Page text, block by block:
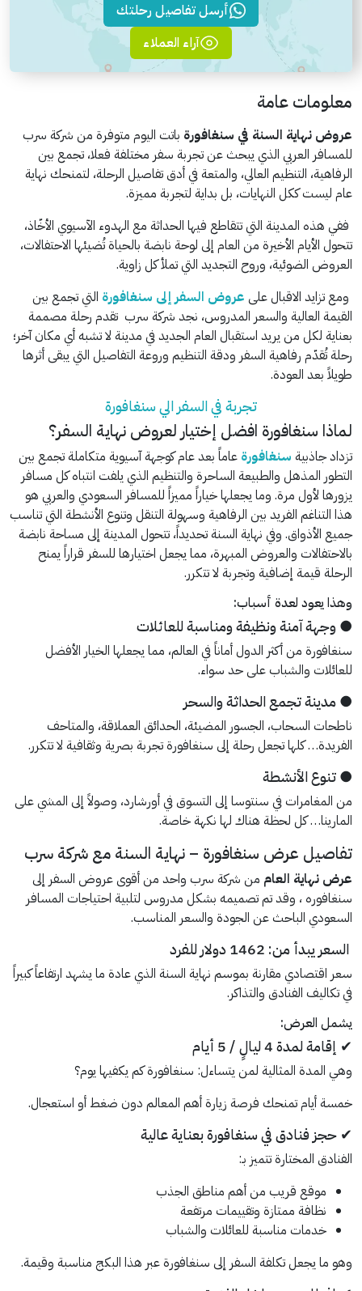
أرسل تفاصيل رحلتك
آراء العملاء
معلومات عامة
عروض نهاية السنة في سنغافورة باتت اليوم متوفرة من شركة سرب
للمسافر العربي الذي يبحث عن تجربة سفر مختلفة فعلا، تجمع بين
الرفاهية، التنظيم العالي، والمتعة في أدق تفاصيل الرحلة، لتمنحك نهاية
عام ليست ككل النهايات، بل بداية لتجربة مميزة.
ففي هذه المدينة التي تتقاطع فيها الحداثة مع الهدوء الآسيوي الأخّاذ،
تتحول الأيام الأخيرة من العام إلى لوحة نابضة بالحياة تُضيئها الاحتفالات،
العروض الضوئية، وروح التجديد التي تملأ كل زاوية.
ومع تزايد الاقبال على عروض السفر إلى سنغافورة التي تجمع بين
القيمة العالية والسعر المدروس، نجد شركة سرب تقدم رحلة مصممة
بعناية لكل من يريد استقبال العام الجديد في مدينة لا تشبه أي مكان آخر؛
رحلة تُقدّم رفاهية السفر ودقة التنظيم وروعة التفاصيل التي يبقى أثرها
طويلاً بعد العودة.
تجربة في السفر الي سنغافورة
لماذا سنغافورة افضل إختيار لعروض نهاية السفر؟
تزداد جاذبية سنغافورة عاماً بعد عام كوجهة آسيوية متكاملة تجمع بين
التطور المذهل والطبيعة الساحرة والتنظيم الذي يلفت انتباه كل مسافر
يزورها لأول مرة. وما يجعلها خياراً مميزاً للمسافر السعودي والعربي هو
هذا التناغم الفريد بين الرفاهية وسهولة التنقل وتنوع الأنشطة التي تناسب
جميع الأذواق. وفي نهاية السنة تحديداً، تتحول المدينة إلى مساحة نابضة
بالاحتفالات والعروض المبهرة، مما يجعل اختيارها للسفر قراراً يمنح
الرحلة قيمة إضافية وتجربة لا تتكرر.
وهذا يعود لعدة أسباب:
● وجهة آمنة ونظيفة ومناسبة للعائلات
سنغافورة من أكثر الدول أماناً في العالم، مما يجعلها الخيار الأفضل
للعائلات والشباب على حد سواء.
● مدينة تجمع الحداثة والسحر
ناطحات السحاب، الجسور المضيئة، الحدائق العملاقة، والمتاحف
الفريدة… كلها تجعل رحلة إلى سنغافورة تجربة بصرية وثقافية لا تتكرر.
● تنوع الأنشطة
من المغامرات في سنتوسا إلى التسوق في أورشارد، وصولاً إلى المشي على
المارينا… كل لحظة هناك لها نكهة خاصة.
تفاصيل عرض سنغافورة – نهاية السنة مع شركة سرب
عرض نهاية العام من شركة سرب واحد من أقوى عروض السفر إلى
سنغافوره ، وقد تم تصميمه بشكل مدروس لتلبية احتياجات المسافر
السعودي الباحث عن الجودة والسعر المناسب.
السعر يبدأ من: 1462 دولار للفرد
سعر اقتصادي مقارنة بموسم نهاية السنة الذي عادة ما يشهد ارتفاعاً كبيراً
في تكاليف الفنادق والتذاكر.
يشمل العرض:
✔ إقامة لمدة 4 ليالٍ / 5 أيام
وهي المدة المثالية لمن يتساءل: سنغافورة كم يكفيها يوم؟
خمسة أيام تمنحك فرصة زيارة أهم المعالم دون ضغط أو استعجال.
✔ حجز فنادق في سنغافورة بعناية عالية
الفنادق المختارة تتميز بـ:
موقع قريب من أهم مناطق الجذب
نظافة ممتازة وتقييمات مرتفعة
خدمات مناسبة للعائلات والشباب
وهو ما يجعل تكلفة السفر إلى سنغافورة عبر هذا البكج مناسبة وقيمة.